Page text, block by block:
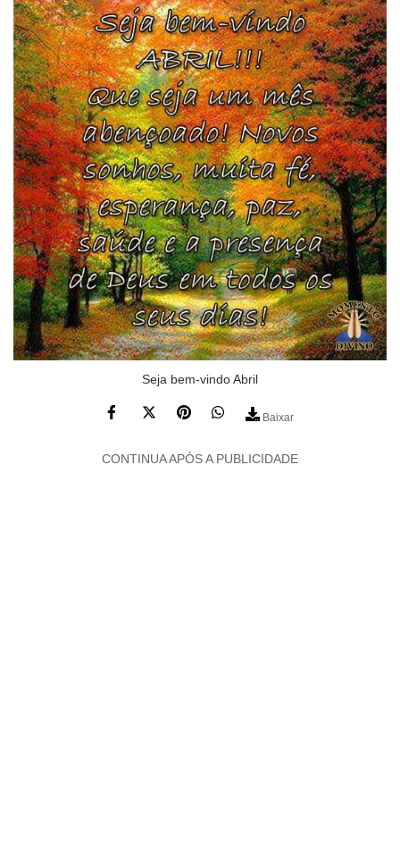
Seja bem-vindo Abril
Baixar
CONTINUA APÓS A PUBLICIDADE